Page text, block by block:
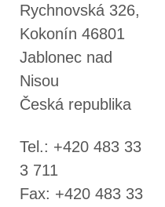
Rychnovská 326,
Kokonín 46801
Jablonec nad
Nisou
Česká republika
Tel.: +420 483 33
3 711
Fax: +420 483 33